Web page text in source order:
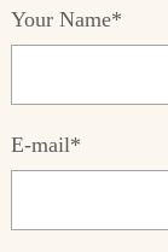
Your Name*
E-mail*